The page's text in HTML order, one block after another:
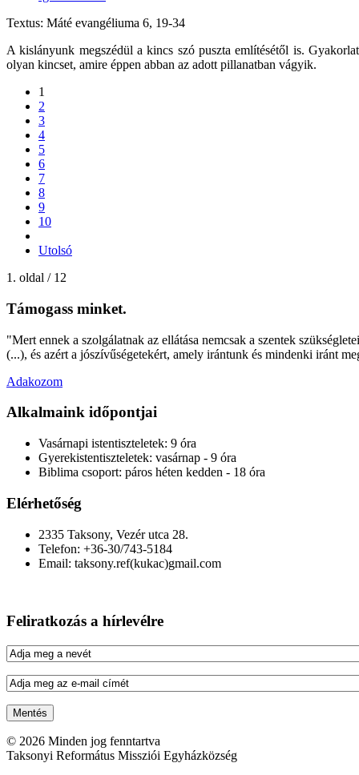
Textus: Máté evangéliuma 6, 19-34
A kislányunk megszédül a kincs szó puszta említésétől is.
olyan kincset, amire éppen abban az adott pillanatban vágyik.
1
2
3
4
5
6
7
8
9
10
Utolsó
1. oldal / 12
Támogass minket.
"Mert ennek a szolgálatnak az ellátása nemcsak a szentek
(...), és azért a jószívűségetekért, amely irántunk és mindenki iránt
Adakozom
Alkalmaink időpontjai
Vasárnapi istentiszteletek: 9 óra
Gyerekistentiszteletek: vasárnap - 9 óra
Biblima csoport: páros héten kedden - 18 óra
Elérhetőség
2335 Taksony, Vezér utca 28.
Telefon: +36-30/743-5184
Email: taksony.ref(kukac)gmail.com
Feliratkozás a hírlevélre
© 2026 Minden jog fenntartva
Taksonyi Református Missziói Egyházközség